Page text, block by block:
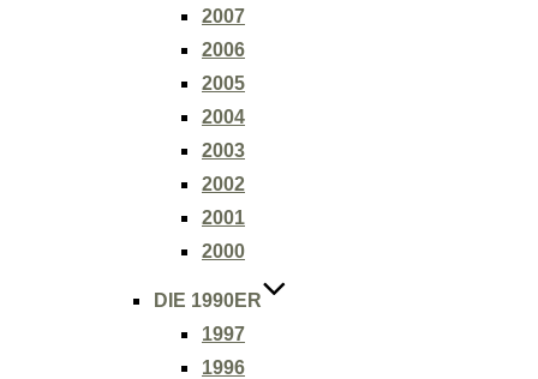
2007
2006
2005
2004
2003
2002
2001
2000
DIE 1990ER
1997
1996